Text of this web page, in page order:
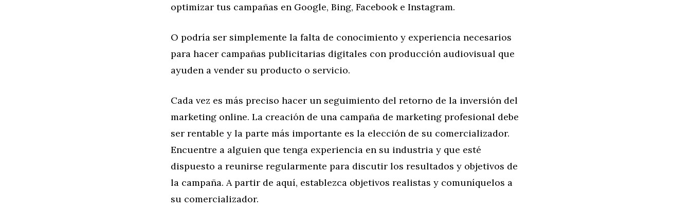
optimizar tus campañas en Google, Bing, Facebook e Instagram.
O podría ser simplemente la falta de conocimiento y experiencia necesarios
para hacer campañas publicitarias digitales con producción audiovisual que
ayuden a vender su producto o servicio.
Cada vez es más preciso hacer un seguimiento del retorno de la inversión del
marketing online. La creación de una campaña de marketing profesional debe
ser rentable y la parte más importante es la elección de su comercializador.
Encuentre a alguien que tenga experiencia en su industria y que esté
dispuesto a reunirse regularmente para discutir los resultados y objetivos de
la campaña. A partir de aquí, establezca objetivos realistas y comuníquelos a
su comercializador.